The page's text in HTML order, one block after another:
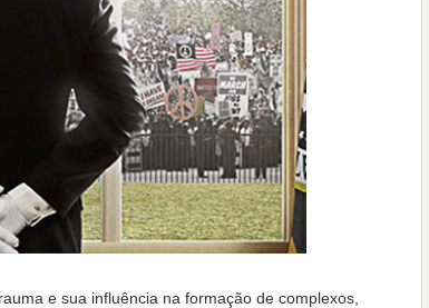
e sua influência na formação de complexos,